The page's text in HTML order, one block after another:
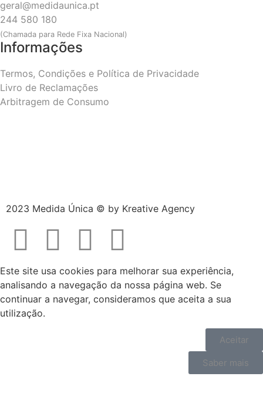
geral@medidaunica.pt
244 580 180
(Chamada para Rede Fixa Nacional)
Informações
Termos, Condições e Política de Privacidade
Livro de Reclamações
Arbitragem de Consumo
2023 Medida Única © by Kreative Agency
Este site usa cookies para melhorar sua experiência,
analisando a navegação da nossa página web. Se
continuar a navegar, consideramos que aceita a sua
utilização.
Aceitar
Saber mais